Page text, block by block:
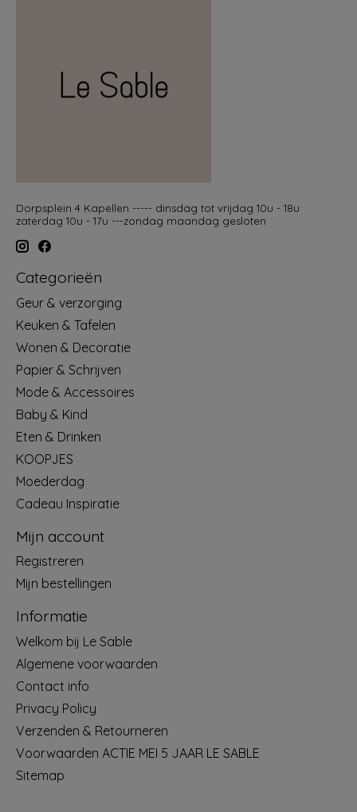
Dorpsplein 4 Kapellen ----- dinsdag tot vrijdag 10u - 18u
zaterdag 10u - 17u ---zondag maandag gesloten
Categorieën
Geur & verzorging
Keuken & Tafelen
Wonen & Decoratie
Papier & Schrijven
Mode & Accessoires
Baby & Kind
Eten & Drinken
KOOPJES
Moederdag
Cadeau Inspiratie
Mijn account
Registreren
Mijn bestellingen
Informatie
Welkom bij Le Sable
Algemene voorwaarden
Contact info
Privacy Policy
Verzenden & Retourneren
Voorwaarden ACTIE MEI 5 JAAR LE SABLE
Sitemap